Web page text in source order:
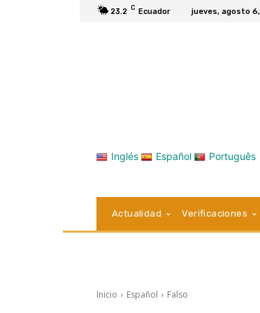
23.2 C Ecuador jueves, agosto
Inglés Español Português
Actualidad Verificaciones
Inicio Español Falso